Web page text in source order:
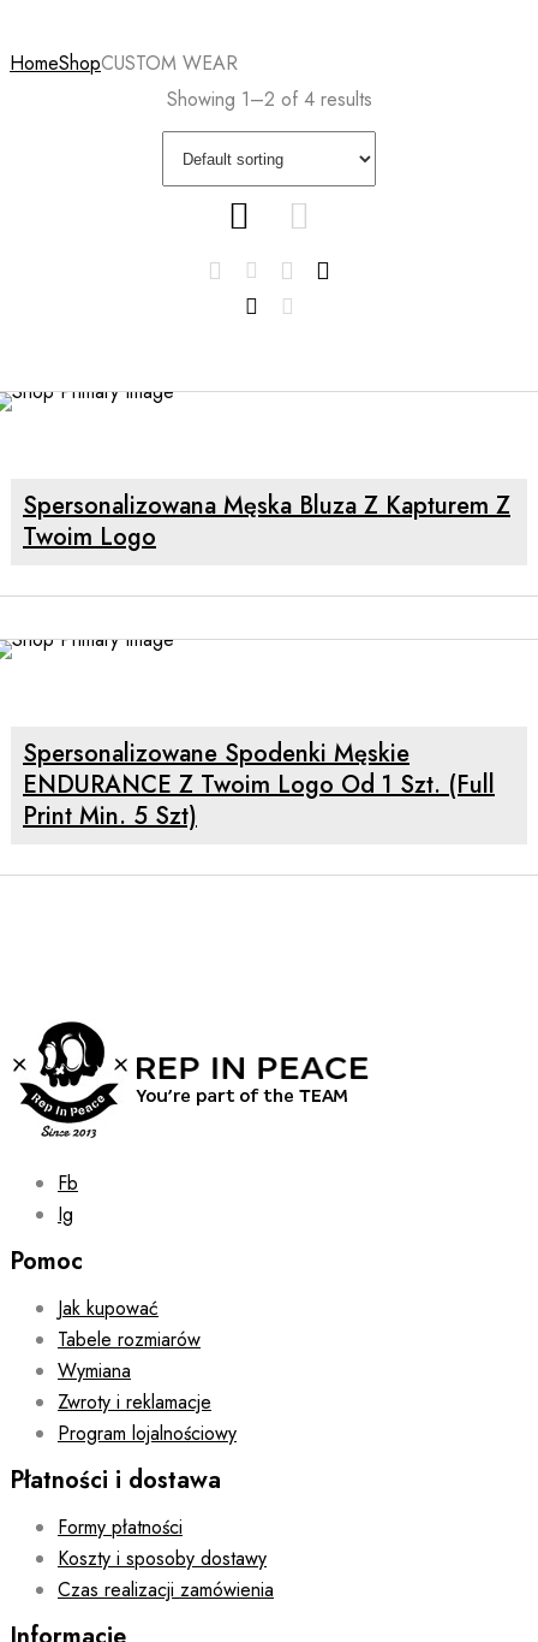
HomeShopCUSTOM WEAR
Showing 1–2 of 4 results
Spersonalizowana Męska Bluza Z Kapturem Z
Twoim Logo
Spersonalizowane Spodenki Męskie
ENDURANCE Z Twoim Logo Od 1 Szt. (full
Print Min. 5 Szt)
Fb
Ig
Pomoc
Jak kupować
Tabele rozmiarów
Wymiana
Zwroty i reklamacje
Program lojalnościowy
Płatności i dostawa
Formy płatności
Koszty i sposoby dostawy
Czas realizacji zamówienia